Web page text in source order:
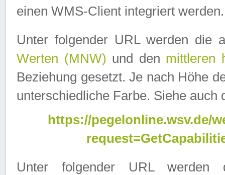
einen WMS-Client integriert werden.
Unter folgender URL werden die
Werten (MNW) und den mittleren
Beziehung gesetzt. Je nach Höhe
unterschiedliche Farbe. Siehe auch
https://pegelonline.wsv.de/
Unter folgender URL